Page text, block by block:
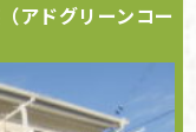
アドグリーンコー